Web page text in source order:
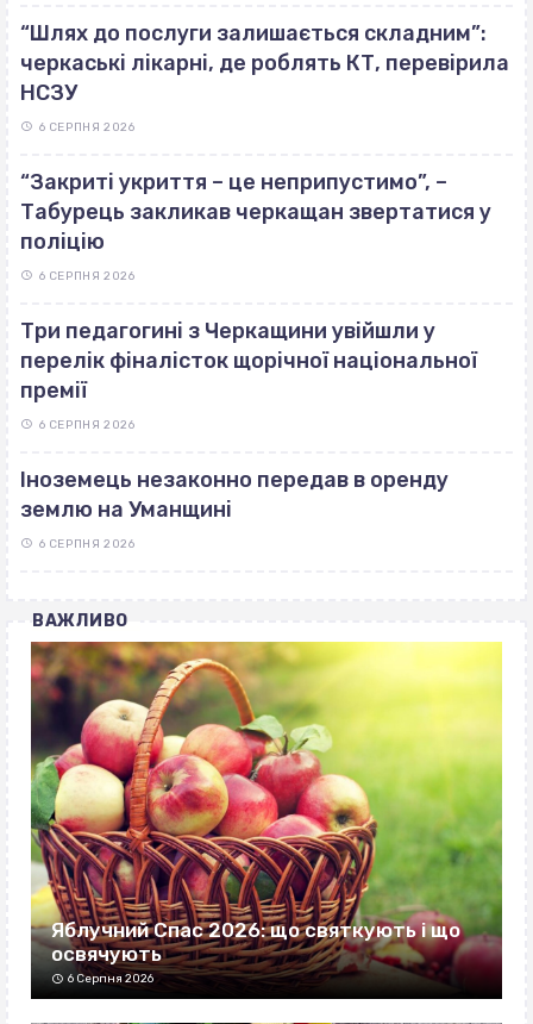
“Шлях до послуги залишається складним”:
черкаські лікарні, де роблять КТ, перевірила
НСЗУ
6 СЕРПНЯ 2026
“Закриті укриття – це неприпустимо”, –
Табурець закликав черкащан звертатися у
поліцію
6 СЕРПНЯ 2026
Три педагогині з Черкащини увійшли у
перелік фіналісток щорічної національної
премії
6 СЕРПНЯ 2026
Іноземець незаконно передав в оренду
землю на Уманщині
6 СЕРПНЯ 2026
ВАЖЛИВО
Яблучний Спас 2026: що святкують і що
освячують
6 Серпня 2026